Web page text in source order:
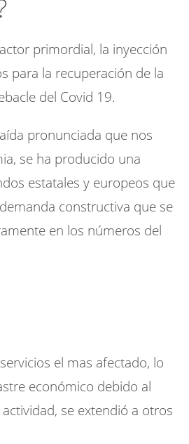
primordial, la inyección
para la recuperación de la
del Covid 19.
pronunciada que nos
se ha producido una
estatales y europeos que
constructiva que se
en los números del
el mas afectado, lo
económico debido al
se extendió a otros